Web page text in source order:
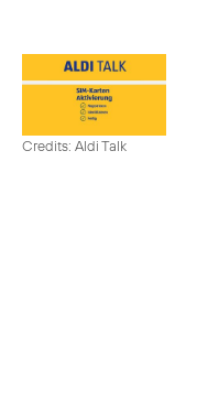
Credits: Aldi Talk